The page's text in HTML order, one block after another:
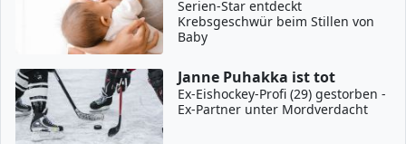
Serien-Star entdeckt
Krebsgeschwür beim Stillen von
Baby
Janne Puhakka ist tot
Ex-Eishockey-Profi (29) gestorben -
Ex-Partner unter Mordverdacht